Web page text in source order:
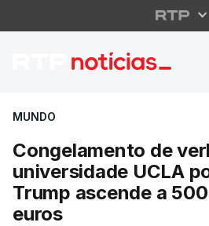
MUNDO
Congelamento de
universidade UCLA
Trump ascende a
euros